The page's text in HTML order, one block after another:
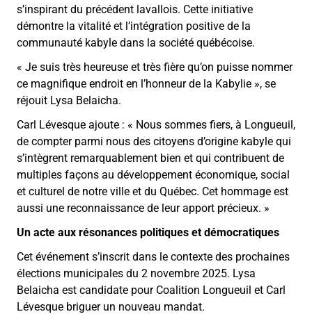
s’inspirant du précédent lavallois. Cette initiative
démontre la vitalité et l’intégration positive de la
communauté kabyle dans la société québécoise.
« Je suis très heureuse et très fière qu’on puisse nommer
ce magnifique endroit en l’honneur de la Kabylie », se
réjouit Lysa Belaicha.
Carl Lévesque ajoute : « Nous sommes fiers, à Longueuil,
de compter parmi nous des citoyens d’origine kabyle qui
s’intègrent remarquablement bien et qui contribuent de
multiples façons au développement économique, social
et culturel de notre ville et du Québec. Cet hommage est
aussi une reconnaissance de leur apport précieux. »
Un acte aux résonances politiques et démocratiques
Cet événement s’inscrit dans le contexte des prochaines
élections municipales du 2 novembre 2025. Lysa
Belaicha est candidate pour Coalition Longueuil et Carl
Lévesque briguer un nouveau mandat.